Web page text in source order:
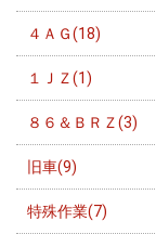
４ＡＧ(18)
１ＪＺ(1)
８６＆ＢＲＺ(3)
旧車(9)
特殊作業(7)